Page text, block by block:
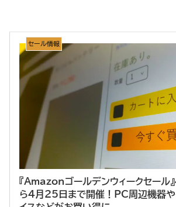
セール情報
『Amazonゴールデンウィークセー
ら4月25日まで開催！PC周辺機器や